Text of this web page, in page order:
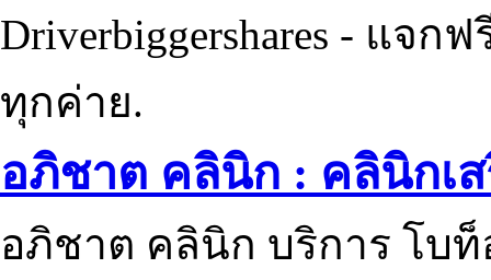
Driverbiggershares - แจก
ทุกค่าย.
อภิชาต คลินิก : คลินิกเ
อภิชาต คลินิก บริการ โบ